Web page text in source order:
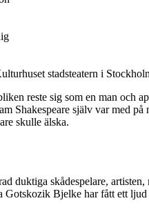
stadsteatern i
reste sig som en man och
Shakespeare själv var med
skulle älska.
duktiga skådespelare,
Gotskozik Bjelke har fått ett